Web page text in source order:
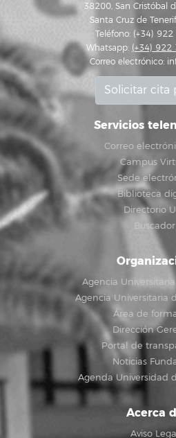
38200, San Cristóbal
Santa Cruz de
Teléfono: (+34)
Whatsapp: (+34) 922
Correo electrónico:
Solicitar cita
Servicios
Correo
Campus
Sede
Biblioteca
Directorio
Buscador
Agencia
Agencia Universitaria
Área de
Dirección
Portal de
Noticias
Agenda Universidad
Acerca
Aviso Legal